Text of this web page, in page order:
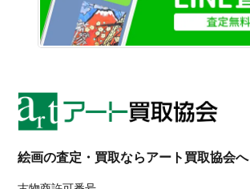
絵画の査定・買取ならアート買取協会へ